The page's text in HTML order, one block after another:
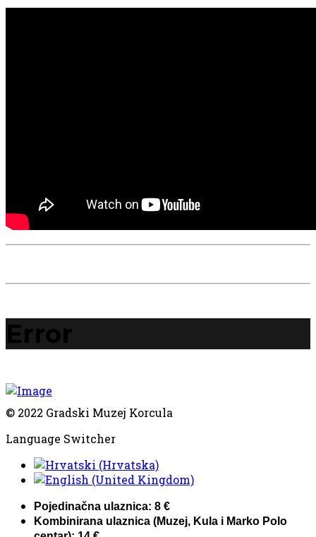
Error
© 2022 Gradski Muzej Korcula
Language Switcher
Pojedinačna ulaznica: 8 €
Kombinirana ulaznica (Muzej, Kula i Marko Polo